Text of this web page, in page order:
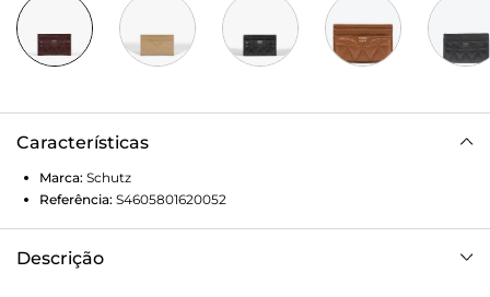
Características
Marca: Schutz
Referência: S4605801620052
Descrição